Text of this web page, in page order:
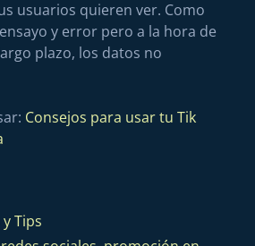
usuarios quieren ver. Como
y error pero a la hora de
plazo, los datos no
Consejos para usar tu Tik
Tips